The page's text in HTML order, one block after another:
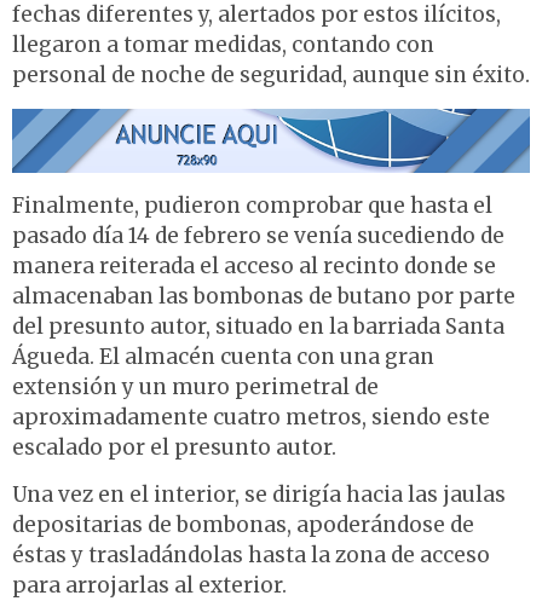
fechas diferentes y, alertados por estos ilícitos,
llegaron a tomar medidas, contando con
personal de noche de seguridad, aunque sin éxito.
Finalmente, pudieron comprobar que hasta el
pasado día 14 de febrero se venía sucediendo de
manera reiterada el acceso al recinto donde se
almacenaban las bombonas de butano por parte
del presunto autor, situado en la barriada Santa
Águeda. El almacén cuenta con una gran
extensión y un muro perimetral de
aproximadamente cuatro metros, siendo este
escalado por el presunto autor.
Una vez en el interior, se dirigía hacia las jaulas
depositarias de bombonas, apoderándose de
éstas y trasladándolas hasta la zona de acceso
para arrojarlas al exterior.